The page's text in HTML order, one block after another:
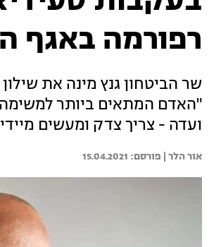
רפורמה באגף
שר הביטחון גנץ מינה את
"האדם המתאים ביותר
ועדה - צריך צדק ומעשים
אור הלר | 15.04.2021